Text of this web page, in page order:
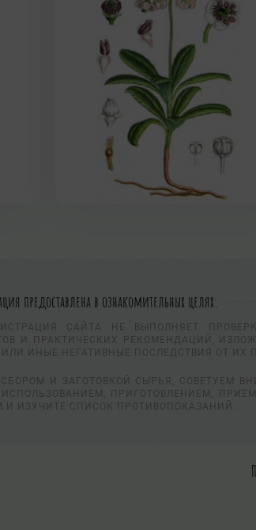
предоставлена в ознакомительных целях.
САЙТА НЕ ВЫПОЛНЯЕТ
И ПРАКТИЧЕСКИХ РЕКОМЕНДАЦИЙ,
ИНЫЕ НЕГАТИВНЫЕ ПОСЛЕДСТВИЯ ОТ ИХ
СБОРОМ И ЗАГОТОВКОЙ СЫРЬЯ, СОВЕТУЕМ
ПРИГОТОВЛЕНИЕМ,
И ИЗУЧИТЕ СПИСОК ПРОТИВОПОКАЗАНИЙ.